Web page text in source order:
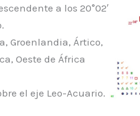
a los 20°02′
Groenlandia, Ártico,
Oeste de África
el eje Leo-Acuario.